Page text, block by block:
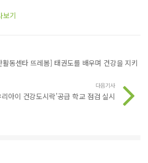
보기
동센타 뜨레봄] 태권도를 배우며 건강을 지키
다음기사
아이 건강도시락’공급 학교 점검 실시